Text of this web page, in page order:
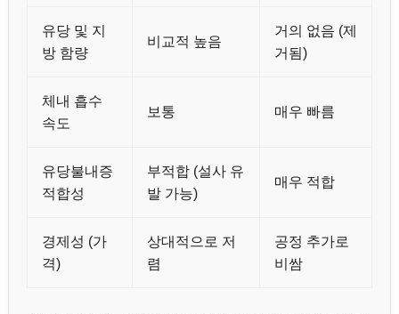
유당 및 지
방 함량
비교적 높음
거의 없음 (제
거됨)
체내 흡수
속도
보통 매우 빠름
유당불내증
적합성
부적합 (설사 유
발 가능)
매우 적합
경제성 (가
격)
상대적으로 저
렴
공정 추가로
비쌈